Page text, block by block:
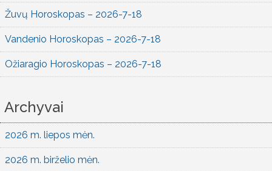
Žuvų Horoskopas – 2026-7-18
Vandenio Horoskopas – 2026-7-18
Ožiaragio Horoskopas – 2026-7-18
Archyvai
2026 m. liepos mėn.
2026 m. birželio mėn.